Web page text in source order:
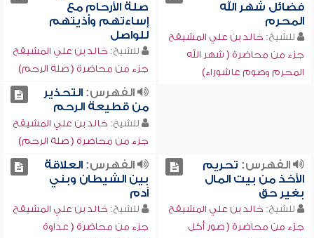
فضائل شهر الله
المحرم
للشيخ: خالد بن علي المشيقح
جزء من محاضرة ( شهر الله
المحرم وصوم عاشوراء)
صلة الأرحام مع
إساءتهم وأذيتهم
للواصل
للشيخ: خالد بن علي المشيقح
جزء من محاضرة ( صلة الرحم)
الفهرس:التحذير
من قطيعة الرحم
للشيخ: خالد بن علي المشيقح
جزء من محاضرة ( صلة الرحم)
الفهرس: تحريم
الأخذ من بيت المال
بغير حق
للشيخ: خالد بن علي المشيقح
جزء من محاضرة ( صور أكل
الفهرس:العلاقة
بين الشيطان وبني
آدم
للشيخ: خالد بن علي المشيقح
جزء من محاضرة ( عداوة